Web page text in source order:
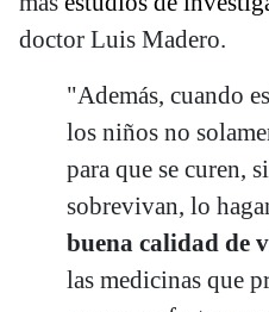
doctor Luis Madero.
"Además, cuando
los niños no
para que se curen,
sobrevivan, lo
buena calidad de
las medicinas que